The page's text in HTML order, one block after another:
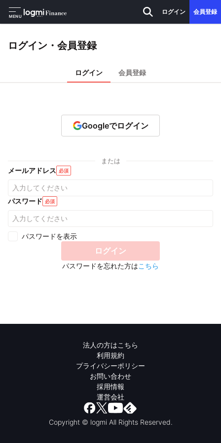
MENU
ログイン 会員登録
ログイン・会員登録
ログイン 会員登録
Googleでログイン
または
メールアドレス 必須
パスワード 必須
パスワードを表示
ログイン
パスワードを忘れた方はこちら
法人の方はこちら
利用規約
プライバシーポリシー
お問い合わせ
採用情報
運営会社
Copyright © logmi All Rights Reserved.